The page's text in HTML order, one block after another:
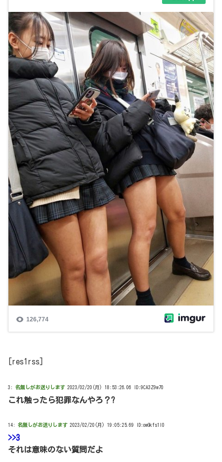
[res1rss]
3: 名無しがお送りします 2023/02/20(月) 18:53:26.06 ID:9CA3Z9w70
これ触ったら犯罪なんやろ？?
14: 名無しがお送りします 2023/02/20(月) 19:05:25.69 ID:owGkfs1l0
>>3
それは意味のない質問だよ